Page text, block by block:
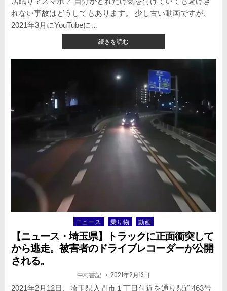
ク
が
衝
横
転。
れない事故はどうしてもあります。 少し古い動画ですが、
2021年3月にYouTubeに…
続きを読む【国
内・
動
38
号
線
対
び
出
て
来
車
と
Posted
in
ニュース 乗り物 動画
【ニュース・埼玉県】トラックに正面衝突して
から逃走。被害者のドライブレコーダーが公開
される。
著
者:
中村書記 掲
載
日：
2021年2月13日
2021年2月12日、埼玉県入間市１丁目付近を通り県道463号